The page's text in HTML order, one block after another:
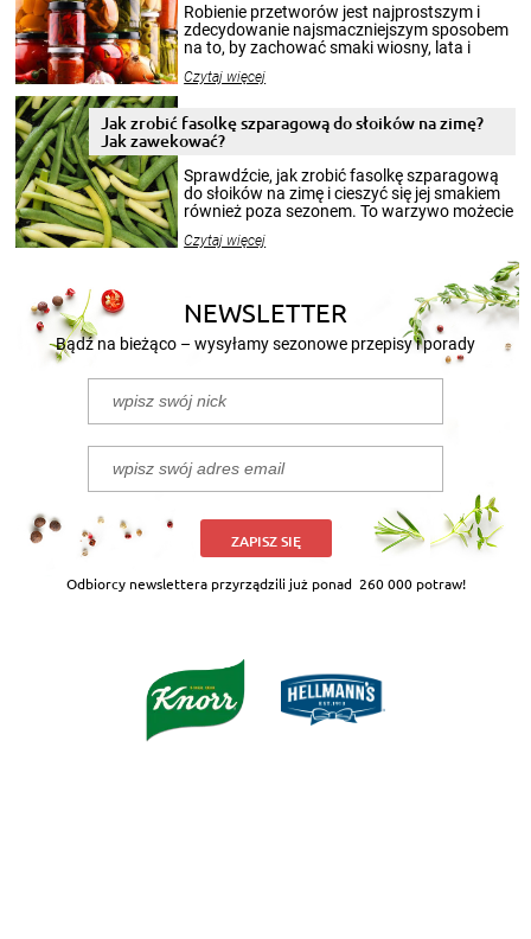
Robienie przetworów jest najprostszym i
zdecydowanie najsmaczniejszym sposobem
na to, by zachować smaki wiosny, lata i
krajobrazów, by cieszyć nimi oko w sezonie
pełni poczuć atmosferę cieplejszych
miesięcy. Przygotowanie słoików ze
smakowitą zawartością musi obejmować
patenty, które pozwolą zachować świeżość
przetworów.
Czytaj więcej
Jak zrobić fasolkę szparagową do słoików na zimę?
Jak zawekować?
Sprawdźcie, jak zrobić fasolkę szparagową
do słoików na zimę i cieszyć się jej smakiem
również poza sezonem. To warzywo możecie
nasze propozycje!
Czytaj więcej
NEWSLETTER
Bądź na bieżąco – wysyłamy sezonowe przepisy i porady
ZAPISZ SIĘ
Odbiorcy newslettera przyrządzili już ponad 260 000 potraw!